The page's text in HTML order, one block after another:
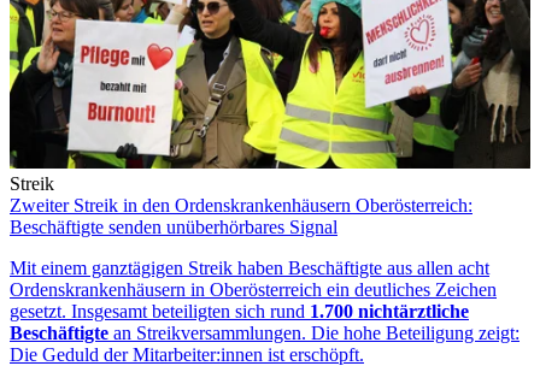
Streik
Zweiter Streik in den Ordenskrankenhäusern Oberösterreich:
Beschäftigte senden unüberhörbares Signal
Mit einem ganztägigen Streik haben Beschäftigte aus allen acht
Ordenskrankenhäusern in Oberösterreich ein deutliches Zeichen
gesetzt. Insgesamt beteiligten sich rund 1.700 nichtärztliche
Beschäftigte an Streikversammlungen. Die hohe Beteiligung zeigt:
Die Geduld der Mitarbeiter:innen ist erschöpft.